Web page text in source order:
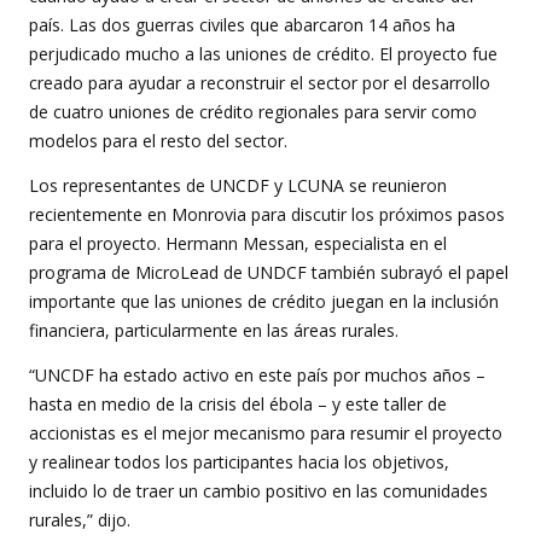
país. Las dos guerras civiles que abarcaron 14 años ha
perjudicado mucho a las uniones de crédito. El proyecto fue
creado para ayudar a reconstruir el sector por el desarrollo
de cuatro uniones de crédito regionales para servir como
modelos para el resto del sector.
Los representantes de UNCDF y LCUNA se reunieron
recientemente en Monrovia para discutir los próximos pasos
para el proyecto. Hermann Messan, especialista en el
programa de MicroLead de UNDCF también subrayó el papel
importante que las uniones de crédito juegan en la inclusión
financiera, particularmente en las áreas rurales.
“UNCDF ha estado activo en este país por muchos años –
hasta en medio de la crisis del ébola – y este taller de
accionistas es el mejor mecanismo para resumir el proyecto
y realinear todos los participantes hacia los objetivos,
incluido lo de traer un cambio positivo en las comunidades
rurales,” dijo.